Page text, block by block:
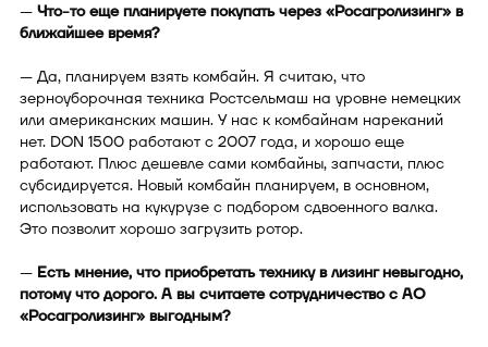
— Что-то еще планируете покупать через «Росагролизинг» в
ближайшее время?
— Да, планируем взять комбайн. Я считаю, что
зерноуборочная техника Ростсельмаш на уровне немецких
или американских машин. У нас к комбайнам нареканий
нет. DON 1500 работают с 2007 года, и хорошо еще
работают. Плюс дешевле сами комбайны, запчасти, плюс
субсидируется. Новый комбайн планируем, в основном,
использовать на кукурузе с подбором сдвоенного валка.
Это позволит хорошо загрузить ротор.
— Есть мнение, что приобретать технику в лизинг невыгодно,
потому что дорого. А вы считаете сотрудничество с АО
«Росагролизинг» выгодным?